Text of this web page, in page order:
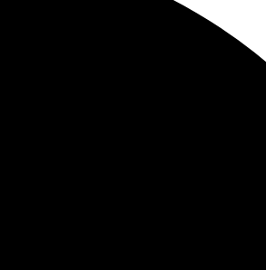
фото на сайте. Магниты сделали